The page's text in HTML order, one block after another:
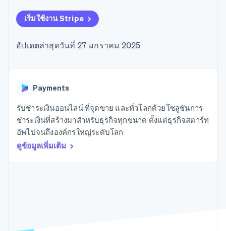
มากกว่า 125
รายการ
Authorization
ยกระดับการ
รวดเร็วขึ้น
ขายและ VAT
อัตโนมัติ
Revenue
Data
Pipeline
การซิงค์
ข้อมูล
การจัดการเงิน
แพลตฟอร์ม
แวดวงครีเอเตอร์
เกม
การบริการ การเดินทาง
และสันทนาการ
ประกันภัย
สื่อและความบันเทิง
บริการเฉพาะทาง
เสนอการเรียกเก็บเงินตาม
การใช้งาน
รองรับอยู่
จัดเตรียมและจัดการ
การเชื่อมต่อการทำงาน
แอป
ตัวอย่างโค้ด
บล็อกของนักพัฒนา
บริษัท
แผนงานผลิตภัณฑ์
การประชุมประจำปีแบบ
เซสชัน
การติดต่อ
ติดต่อฝ่ายขาย
เริ่มใช้งาน Stripe
อัปเดตล่าสุดวันที่ 27 มกราคม 2025
Payments
รับชำระเงินออนไลน์ ที่จุดขาย และทั่วโลกด้วยโซลูชันการ
ชำระเงินที่สร้างมาสำหรับธุรกิจทุกขนาด ตั้งแต่ธุรกิจสตาร์ท
อัพไปจนถึงองค์กรใหญ่ระดับโลก
ดูข้อมูลเพิ่มเติม